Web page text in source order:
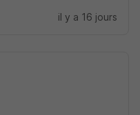
il y a 16 jours